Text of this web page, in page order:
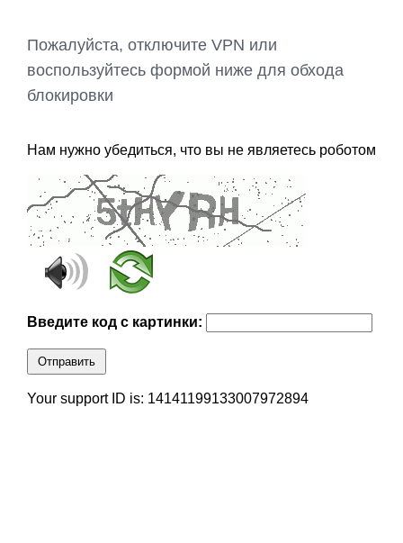
Пожалуйста, отключите VPN или
воспользуйтесь формой ниже для обхода
блокировки
Нам нужно убедиться, что вы не являетесь роботом
Введите код с картинки:
Отправить
Your support ID is: 14141199133007972894